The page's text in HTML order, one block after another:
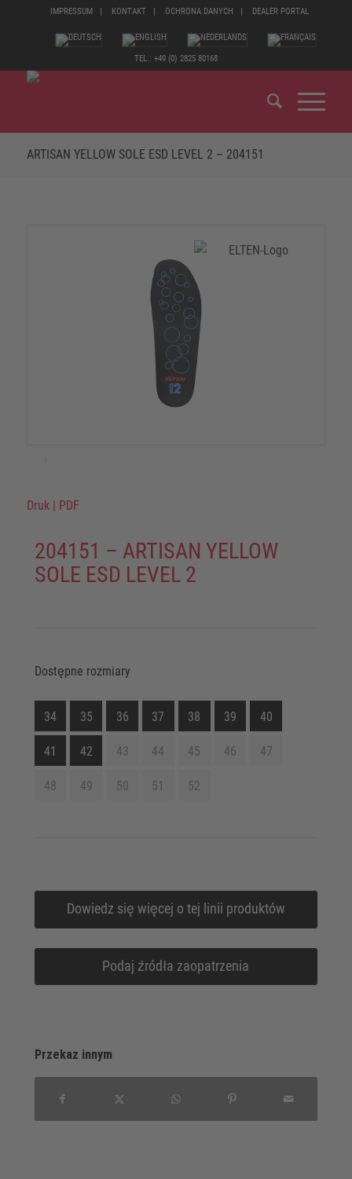
IMPRESSUM KONTAKT OCHRONA DANYCH DEALER PORTAL
TEL.: +49 (0) 2825 80168
ARTISAN YELLOW SOLE ESD LEVEL 2 – 204151
Druk PDF
204151 – ARTISAN YELLOW
SOLE ESD LEVEL 2
Dostępne rozmiary
34 35 36 37 38 39 40
41 42 43 44 45 46 47
48 49 50 51 52
Dowiedz się więcej o tej linii produktów
Podaj źródła zaopatrzenia
Przekaz innym